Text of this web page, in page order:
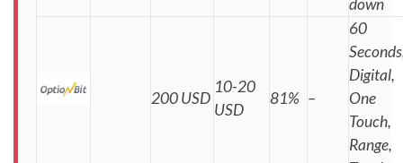
down
200 USD
10-20
USD
81% –
60
Digital,
One
Touch,
Range,